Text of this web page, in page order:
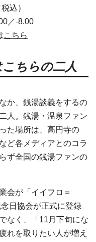
込）
／-8.00
こちら
ちらの二人
か、銭湯談義をするの
人。銭湯・温泉ファン
た場所は、高円寺の
ど各メディアとのコラ
ず全国の銭湯ファンの
会が「イイフロ＝
日協会が正式に登録
なく、「11月下旬にな
れを取りたい人が増え